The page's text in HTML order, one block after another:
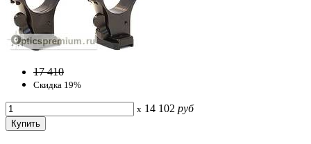
17 410
Скидка 19%
x 14 102 руб